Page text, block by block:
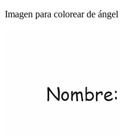
Imagen para colorear de